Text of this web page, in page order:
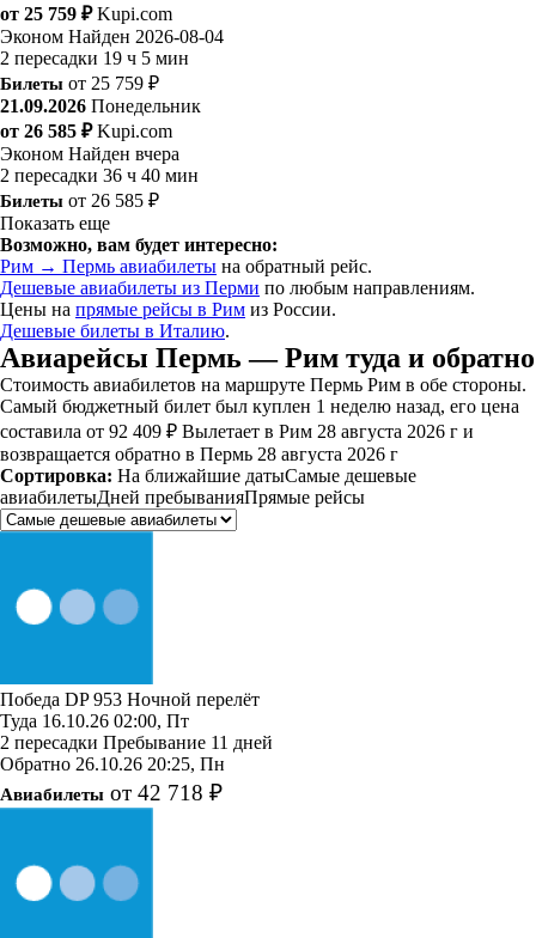
от 25 759 ₽ Kupi.com
Эконом Найден 2026-08-04
2 пересадки 19 ч 5 мин
Билеты от 25 759 ₽
21.09.2026 Понедельник
от 26 585 ₽ Kupi.com
Эконом Найден вчера
2 пересадки 36 ч 40 мин
Билеты от 26 585 ₽
Показать еще
Возможно, вам будет интересно:
Рим → Пермь авиабилеты на обратный рейс.
Дешевые авиабилеты из Перми по любым направлениям.
Цены на прямые рейсы в Рим из России.
Дешевые билеты в Италию.
Авиарейсы Пермь — Рим туда и обратно
Стоимость авиабилетов на маршруте Пермь Рим в обе стороны.
Самый бюджетный билет был куплен 1 неделю назад, его цена
составила от 92 409 ₽ Вылетает в Рим 28 августа 2026 г и
возвращается обратно в Пермь 28 августа 2026 г
Сортировка: На ближайшие датыСамые дешевые
авиабилетыДней пребыванияПрямые рейсы
Победа DP 953 Ночной перелёт
Туда 16.10.26 02:00, Пт
2 пересадки Пребывание 11 дней
Обратно 26.10.26 20:25, Пн
Авиабилеты от 42 718 ₽